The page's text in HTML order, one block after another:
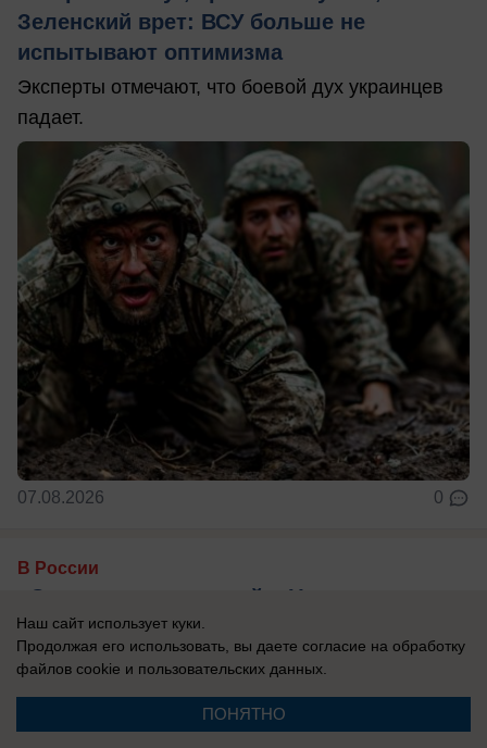
Зеленский врет: ВСУ больше не
испытывают оптимизма
Эксперты отмечают, что боевой дух украинцев
падает.
07.08.2026 0
В России
«Ожидаем провокаций»: Украина атакует
юг России и Крым — над морем работает
самолет-разведчик
Эксперты считают, что Киев хочет напугать
туристов, отдыхающих на побережье.
Наш сайт использует куки.
Продолжая его использовать, вы даете согласие на обработку
файлов cookie и пользовательских данных.
ПОНЯТНО